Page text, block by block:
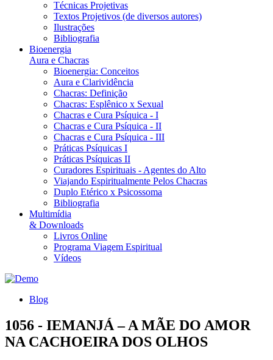
Técnicas Projetivas
Textos Projetivos (de diversos autores)
Ilustrações
Bibliografia
Bioenergia
Aura e Chacras
Bioenergia: Conceitos
Aura e Clarividência
Chacras: Definição
Chacras: Esplênico x Sexual
Chacras e Cura Psíquica - I
Chacras e Cura Psíquica - II
Chacras e Cura Psíquica - III
Práticas Psíquicas I
Práticas Psíquicas II
Curadores Espirituais - Agentes do Alto
Viajando Espiritualmente Pelos Chacras
Duplo Etérico x Psicossoma
Bibliografia
Multimídia
& Downloads
Livros Online
Programa Viagem Espiritual
Vídeos
Blog
1056 - IEMANJÁ – A MÃE DO AMOR
NA CACHOEIRA DOS OLHOS